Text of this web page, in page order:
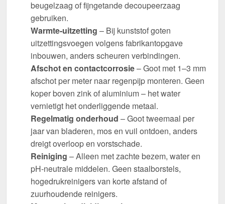
beugelzaag of fijngetande decoupeerzaag
gebruiken.
Warmte-uitzetting – Bij kunststof goten
uitzettingsvoegen volgens fabrikantopgave
inbouwen, anders scheuren verbindingen.
Afschot en contactcorrosie– Goot met 1–3 mm
afschot per meter naar regenpijp monteren. Geen
koper boven zink of aluminium – het water
vernietigt het onderliggende metaal.
Regelmatig onderhoud – Goot tweemaal per
jaar van bladeren, mos en vuil ontdoen, anders
dreigt overloop en vorstschade.
Reiniging – Alleen met zachte bezem, water en
pH-neutrale middelen. Geen staalborstels,
hogedrukreinigers van korte afstand of
zuurhoudende reinigers.